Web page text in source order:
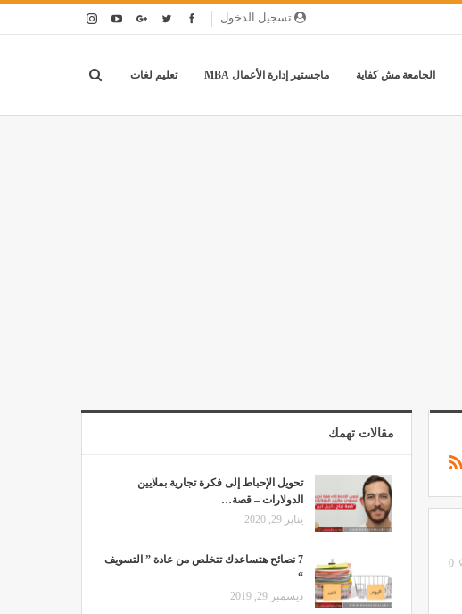
تسجيل الدخول
الجامعة مش كفاية ماجستير إدارة الأعمال MBA تعليم لغات
مقالات تهمك
تحويل الإحباط إلى فكرة تجارية بملايين
الدولارات – قصة…
يناير 29, 2020
7 نصائح هتساعدك تتخلص من عادة ” التسويف
“
ديسمبر 29, 2019